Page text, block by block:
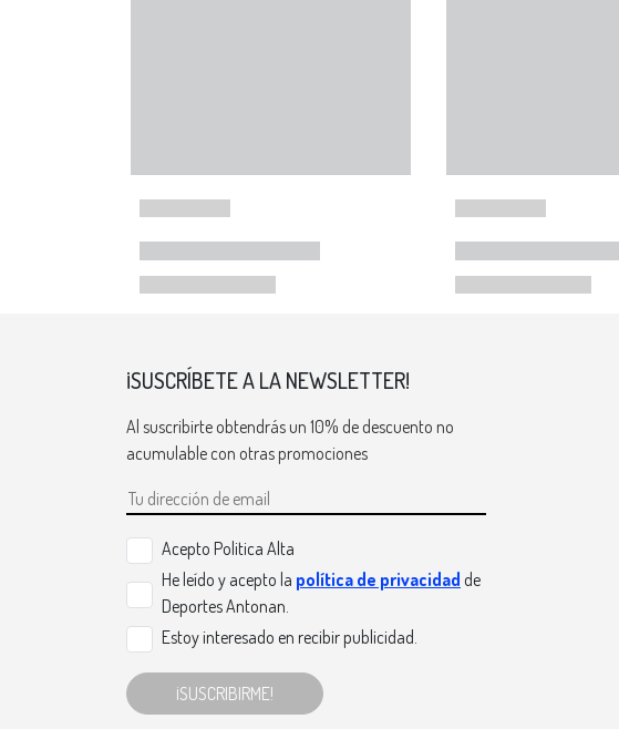
¡SUSCRÍBETE A LA NEWSLETTER!
Al suscribirte obtendrás un 10% de descuento no
acumulable con otras promociones
Acepto Politica Alta
He leído y acepto la política de privacidad de
Deportes Antonan.
Estoy interesado en recibir publicidad.
¡SUSCRIBIRME!